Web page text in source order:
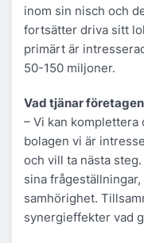
inom sin nisch och
fortsätter driva sitt
primärt är
50-150 miljoner.
Vad tjänar
– Vi kan komplettera
bolagen vi är
och vill ta nästa
sina
samhörighet.
synergieffekter vad